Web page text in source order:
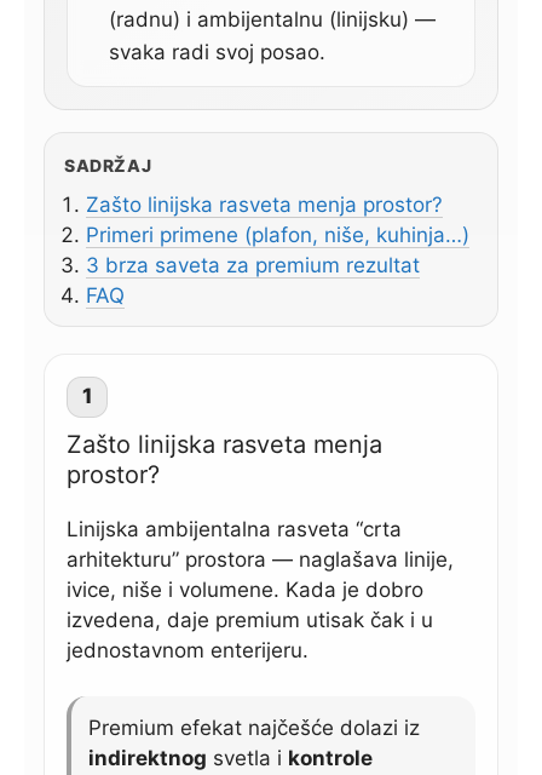
(radnu) i ambijentalnu (linijsku) —
svaka radi svoj posao.
SADRŽAJ
Zašto linijska rasveta menja prostor?
Primeri primene (plafon, niše, kuhinja…)
3 brza saveta za premium rezultat
FAQ
1
Zašto linijska rasveta menja
prostor?
Linijska ambijentalna rasveta “crta
arhitekturu” prostora — naglašava linije,
ivice, niše i volumene. Kada je dobro
izvedena, daje premium utisak čak i u
jednostavnom enterijeru.
Premium efekat najčešće dolazi iz
indirektnog svetla i kontrole